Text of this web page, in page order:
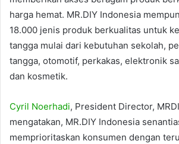
harga hemat. MR.DIY Indonesia
18.000 jenis produk berkualitas untuk
tangga mulai dari kebutuhan sekolah,
tangga, otomotif, perkakas, elektronik
dan kosmetik.
Cyril Noerhadi, President Director,
mengatakan, MR.DIY Indonesia
memprioritaskan konsumen dengan